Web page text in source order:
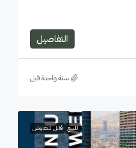
التفاصيل
‏سنة واحدة قبل
للبيع قابل للتفاوض